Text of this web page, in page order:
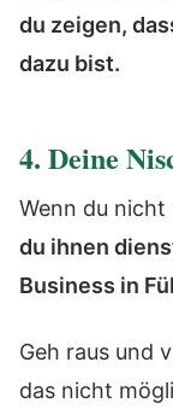
du zeigen,
dazu bist.
4. Deine
Wenn du nicht
du ihnen
Business in
Geh raus und
das nicht